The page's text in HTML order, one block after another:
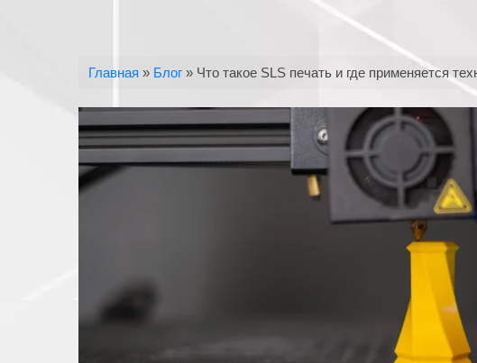
Главная » Блог » Что такое SLS печать и где применяется